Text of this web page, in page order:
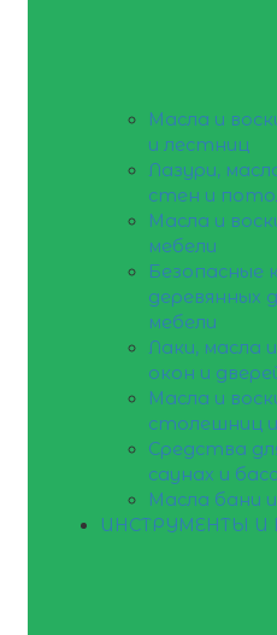
Масла и
и лестниц
Лазури,
стен и
Масла и
мебели
Безопасные
деревянных
мебели
Лаки, масла
окон и
Масла и
столешниц и
Средства
саунах и
Масла бани
ИНСТРУМЕНТЫ И